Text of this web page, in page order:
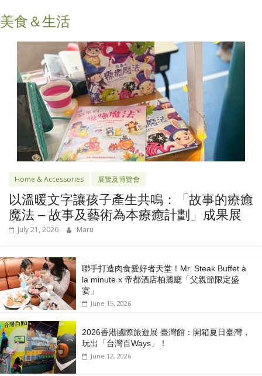
美食＆生活
Home & Accessories 展覽及博覽會
以溫暖文字讓孩子產生共鳴：「故事的療癒
魔法 – 故事及藝術為本療癒計劃」成果展
July 21, 2026 Maru
聯手打造肉食愛好者天堂！Mr. Steak Buffet à
la minute x 帝都酒店柏麗廳「⽗親節限定盛
宴」
June 15, 2026
2026香港國際旅遊展 臺灣館：開箱夏日臺灣，
玩出「台灣百Ways」！
June 12, 2026